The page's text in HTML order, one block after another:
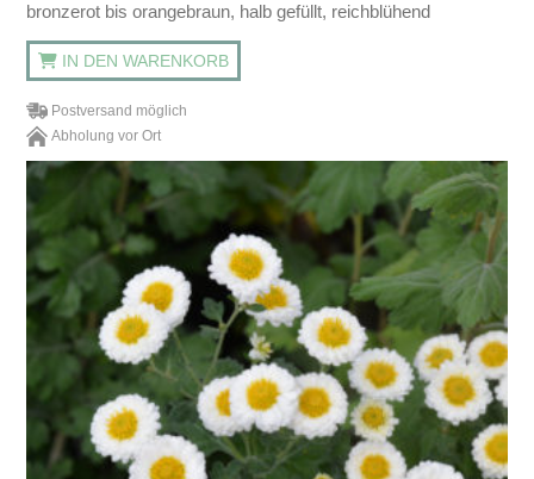
bronzerot bis orangebraun, halb gefüllt, reichblühend
IN DEN WARENKORB
Postversand möglich
Abholung vor Ort